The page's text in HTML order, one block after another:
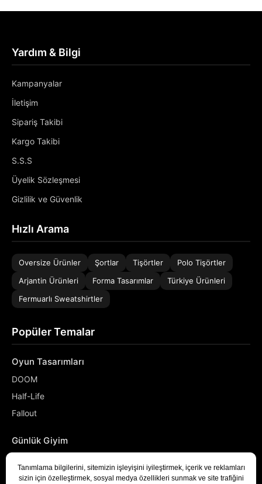
Yardım & Bilgi
Kampanyalar
İletişim
Sipariş Takibi
Kargo Takibi
S.S.S
Üyelik Sözleşmesi
Gizlilik ve Güvenlik
Hızlı Arama
Oversize Ürünler Şortlar Tişörtler
Polo Tişörtler
Arjantin Ürünleri
Forma Tasarımlar
Türkiye Ürünleri
Fermuarlı Sweatshirtler
Popüler Temalar
Oyun Tasarımları
DOOM
Half-Life
Fallout
Günlük Giyim
Denizci